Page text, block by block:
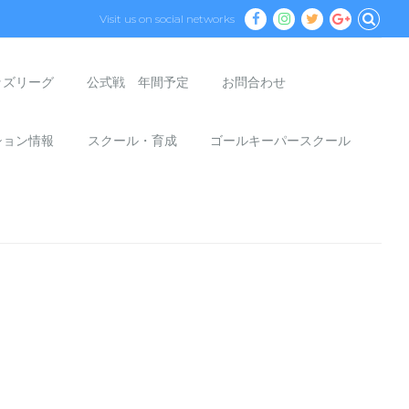
Visit us on social networks
リーグ 公式戦 年間予定 お問合わせ
ン情報 スクール・育成 ゴールキーパースクール